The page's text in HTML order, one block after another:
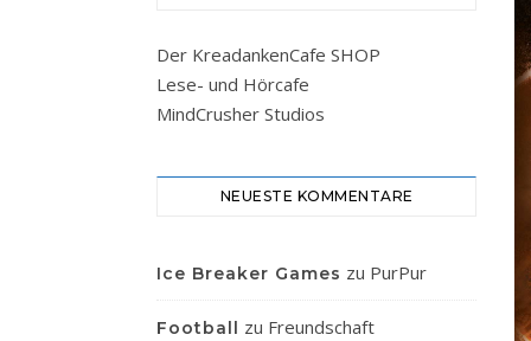
Der KreadankenCafe SHOP
Lese- und Hörcafe
MindCrusher Studios
NEUESTE KOMMENTARE
Ice Breaker Games zu PurPur
Football zu Freundschaft